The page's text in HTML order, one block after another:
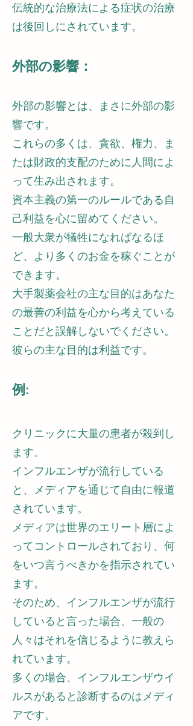
伝統的な治療法による症状の治療
は後回しにされています。
外部の影響：
外部の影響とは、まさに外部の影
響です。
これらの多くは、貪欲、権力、ま
たは財政的支配のために人間によ
って生み出されます。
資本主義の第一のルールである自
己利益を心に留めてください。
一般大衆が犠牲になればなるほ
ど、より多くのお金を稼ぐことが
できます。
大手製薬会社の主な目的はあなた
の最善の利益を心から考えている
ことだと誤解しないでください。
彼らの主な目的は利益です。
例:
クリニックに大量の患者が殺到し
ます。
インフルエンザが流行している
と、メディアを通じて自由に報道
されています。
メディアは世界のエリート層によ
ってコントロールされており、何
をいつ言うべきかを指示されてい
ます。
そのため、インフルエンザが流行
していると言った場合、一般の
人々はそれを信じるように教えら
れています。
多くの場合、インフルエンザウイ
ルスがあると診断するのはメディ
アです。